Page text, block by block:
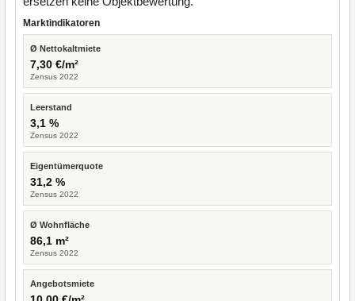
Marktindikatoren
Ø Nettokaltmiete
7,30 €/m²
Zensus 2022
Leerstand
3,1 %
Zensus 2022
Eigentümerquote
31,2 %
Zensus 2022
Ø Wohnfläche
86,1 m²
Zensus 2022
Angebotsmiete